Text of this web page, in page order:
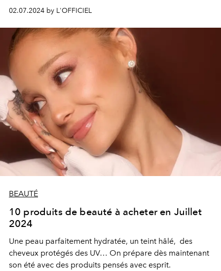
parfaitement pigmentés.
02.07.2024 by L'OFFICIEL
BEAUTÉ
10 produits de beauté à acheter en Juillet
2024
Une peau parfaitement hydratée, un teint hâlé, des
cheveux protégés des UV… On prépare dès maintenant
son été avec des produits pensés avec esprit.